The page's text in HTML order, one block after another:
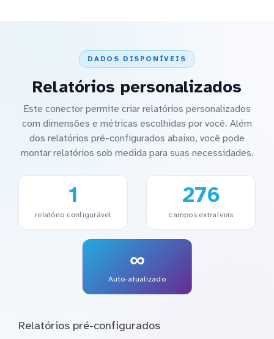
DADOS DISPONÍVEIS
Relatórios personalizados
Este conector permite criar relatórios personalizados
com dimensões e métricas escolhidas por você. Além
dos relatórios pré-configurados abaixo, você pode
montar relatórios sob medida para suas necessidades.
1
relatório configurável
276
campos extraíveis
∞
Auto-atualizado
Relatórios pré-configurados